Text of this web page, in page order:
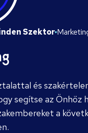
Szektor
és
segítse az Önhöz
a